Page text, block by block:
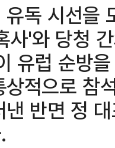
독 시선을
사'와 당청
유럽 순방
적으로 참
반면 정